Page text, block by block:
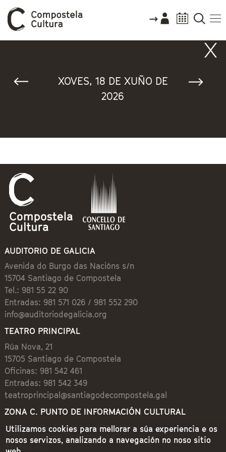
XOVES, 18 DE XUÑO DE
2026
AUDITORIO DE GALICIA
Avenida do Burgo das Nacións s/n
15704 Santiago de Compostela
Tel.: 981 55 22 90
Entradas: 981 571 026 / 981 552 290
info@auditoriodegalicia.org
TEATRO PRINCIPAL
Rúa Nova, 21
15705 Santiago de Compostela
Oficinas: 981 542 461
Entradas: 981 542 349
teatroprincipal@santiagodecompostela.gal
ZONA C. PUNTO DE INFORMACIÓN CULTURAL
Preguntoiro, 1 (Praza de Cervantes)
15704 Santiago de Compostela
981 542 462
Utilizamos cookies para mellorar a súa experiencia e os
nosos servizos, analizando a navegación no noso sitio